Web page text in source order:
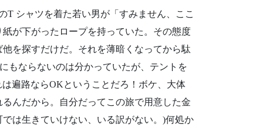
T シャツを着た若い男が「すみません、ここ
が下がったロープを持っていた。その態度
を探すだけだ。それを薄暗くなってから駄
もならないのは分かっていたが、テントを
は遍路ならOKということだろ！ボケ、大体
んだから。自分だってこの旅で用意した金
は生きていけない、いる訳がない。 )何処か